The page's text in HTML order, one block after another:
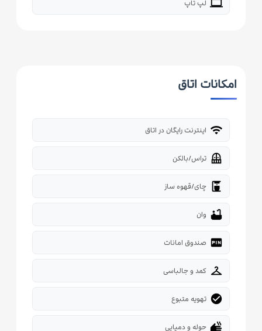
laptop لپ تاپ
امکانات اتاق
wifi اینترنت رایگان در اتاق
balcony تراس/بالکن
coffee_maker چای/قهوه ساز
bathtub وان
fiber_pin صندوق امانات
checkroom کمد و جالباسی
check_circle تهویه متبوع
dry حوله و دمپایی